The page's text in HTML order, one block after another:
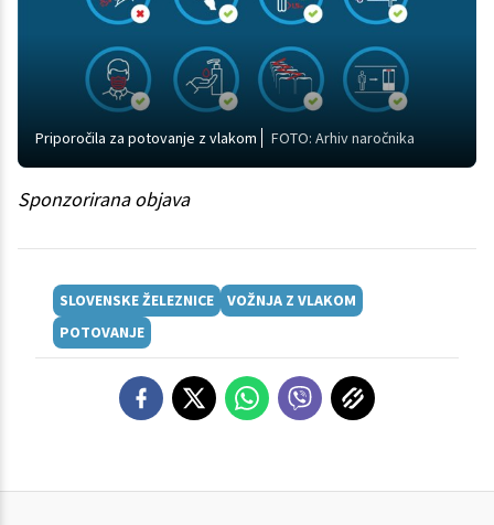
Priporočila za potovanje z vlakom FOTO: Arhiv naročnika
Sponzorirana objava
SLOVENSKE ŽELEZNICE
VOŽNJA Z VLAKOM
POTOVANJE